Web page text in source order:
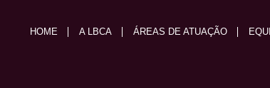
HOME A LBCA ÁREAS DE ATUAÇÃO